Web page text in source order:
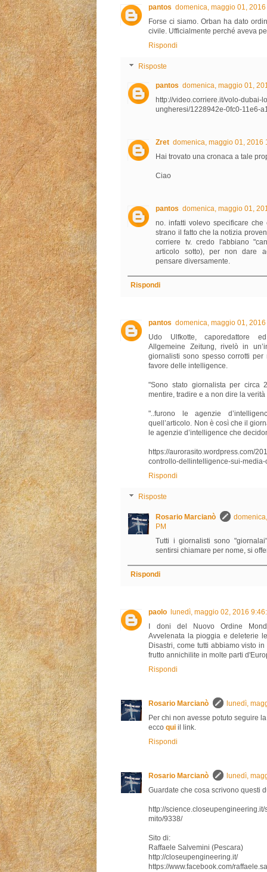
pantos domenica, maggio 01,
Forse ci siamo. Orban ha dato
civile. Ufficialmente perché aveva
Rispondi
Risposte
pantos domenica, maggio 01,
http://video.corriere.it/volo-dubai-
ungheresi/1228942e-0fc0-11e6-
Zret domenica, maggio 01, 2016
Hai trovato una cronaca a tale
Ciao
pantos domenica, maggio 01,
no. infatti volevo specificare
strano il fatto che la notizia
corriere tv. credo l'abbiano
articolo sotto), per non dare
pensare diversamente.
Rispondi
pantos domenica, maggio 01,
Udo Ulfkotte, caporedattore
Allgemeine Zeitung, rivelò in
giornalisti sono spesso corrotti
favore delle intelligence.
"Sono stato giornalista per circa
mentire, tradire e a non dire la
"..furono le agenzie
quell’articolo. Non è così che il
le agenzie d’intelligence che
https://aurorasito.wordpress.com/
controllo-dellintelligence-sui-
Rispondi
Risposte
Rosario Marcianò
PM
Tutti i giornalisti sono
sentirsi chiamare per nome, si
Rispondi
paolo
lunedì, maggio 02, 2016
I doni del Nuovo Ordine
Avvelenata la pioggia e deleterie
Disastri, come tutti abbiamo visto
frutto annichilite in molte parti
Rispondi
Rosario Marcianò
lunedì,
Per chi non avesse potuto seguire
eccoqui il link.
Rispondi
Rosario Marcianò
lunedì,
Guardate che cosa scrivono questi
http://
mito/9338/
Sito di:
Raffaele Salvemini (Pescara)
http://closeupengineering.it/
https://www.facebook.com/